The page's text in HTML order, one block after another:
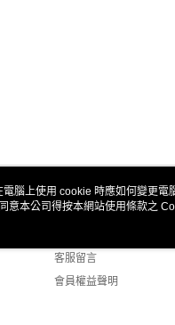
客服資訊
客服留言
會員權益聲明
腦上使用 cookie 時應如何變更電
意本公司得按本網站使用條款之